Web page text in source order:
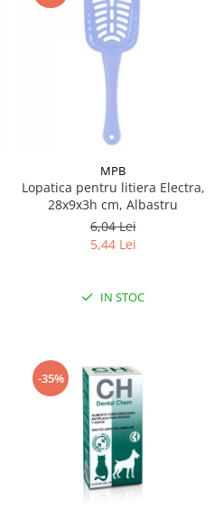
MPB
Lopatica pentru litiera Electra,
28x9x3h cm, Albastru
6,04 Lei
5,44 Lei
IN STOC
-35%